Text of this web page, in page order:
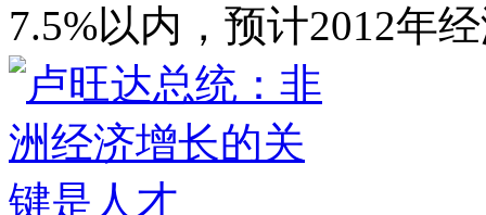
7.5%以内，预计2012年